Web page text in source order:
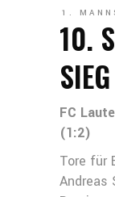
1.
10.
FC
(1:2)
Tore für
Andreas